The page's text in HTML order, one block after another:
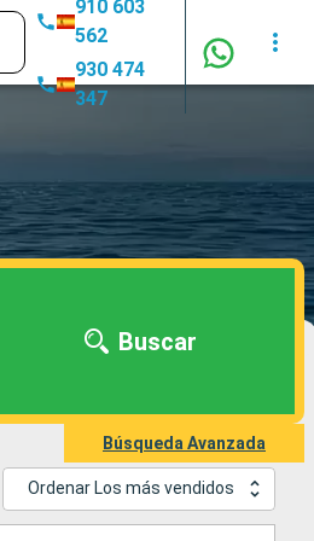
910 603
562
930 474
347
Buscar
Búsqueda Avanzada
Ordenar Los más vendidos